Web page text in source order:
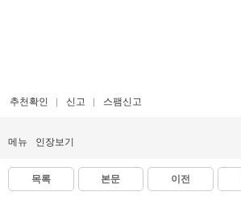
추천확인 신고 스팸신고
메뉴 인장보기
목록 본문 이전